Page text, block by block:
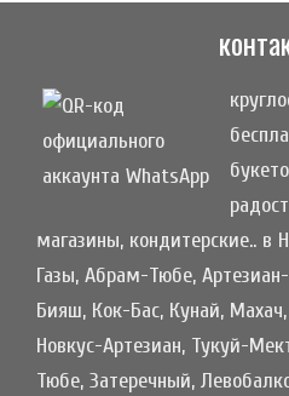
магазины, кондитерские.. в
Газы, Абрам-Тюбе,
Бияш, Кок-Бас, Кунай,
Новкус-Артезиан, Тукуй-
Тюбе, Затеречный,